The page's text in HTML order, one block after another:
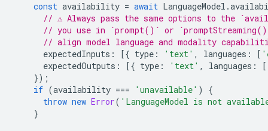
const availability = await LanguageModel .
// ⚠️ Always pass the same options to the
// you use in `prompt()` or
// align model language and modality
expectedInputs : [{ type : 'text' , languages : [
expectedOutputs : [{ type : 'text' , languages : [
});
if (availability === 'unavailable' )
{
throw new Error( 'LanguageModel is not
}